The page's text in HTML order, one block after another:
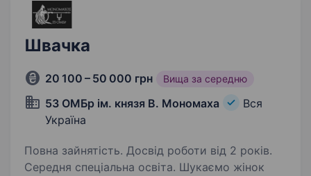
Швачка
20 100 – 50 000 грн Вища за середню
53 ОМБр ім. князя В. Мономаха
Вся
Україна
Повна зайнятість. Досвід роботи від 2 років.
Середня спеціальна освіта. Шукаємо жінок